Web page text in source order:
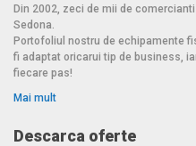
Din 2002, zeci de mii de
Sedona.
Portofoliul nostru de echipamente
fi adaptat oricarui tip de business,
fiecare pas!
Mai mult
Descarca oferte